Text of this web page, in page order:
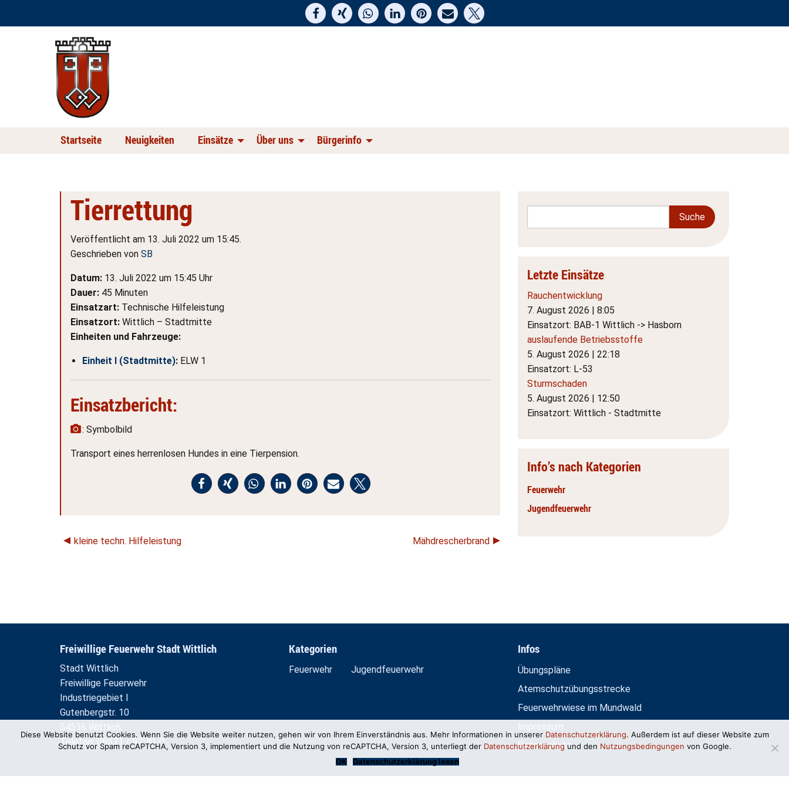
Startseite Neuigkeiten Einsätze Über uns Bürgerinfo
Tierrettung
Veröffentlicht am 13. Juli 2022 um 15:45.
Geschrieben von SB
Datum: 13. Juli 2022 um 15:45 Uhr
Dauer: 45 Minuten
Einsatzart: Technische Hilfeleistung
Einsatzort: Wittlich – Stadtmitte
Einheiten und Fahrzeuge:
Einheit I (Stadtmitte): ELW 1
Einsatzbericht:
: Symbolbild
Transport eines herrenlosen Hundes in eine Tierpension.
kleine techn. Hilfeleistung Mähdrescherbrand
Letzte Einsätze
Rauchentwicklung
7. August 2026 | 8:05
Einsatzort: BAB-1 Wittlich -> Hasborn
auslaufende Betriebsstoffe
5. August 2026 | 22:18
Einsatzort: L-53
Sturmschaden
5. August 2026 | 12:50
Einsatzort: Wittlich - Stadtmitte
Info’s nach Kategorien
Feuerwehr
Jugendfeuerwehr
Freiwillige Feuerwehr Stadt Wittlich
Stadt Wittlich
Freiwillige Feuerwehr
Industriegebiet I
Gutenbergstr. 10
Telefon: 06571 / 97 40-0
Kategorien
Feuerwehr Jugendfeuerwehr
Infos
Übungspläne
Atemschutzübungsstrecke
Feuerwehrwiese im Mundwald
Datenschutz
Diese Website benutzt Cookies. Wenn Sie die Website weiter nutzen, gehen wir von Ihrem Einverständnis aus. Mehr Informationen in unserer Datenschutzerklärung. Außerdem ist auf dieser Website zum
Schutz vor Spam reCAPTCHA, Version 3, implementiert und die Nutzung von reCAPTCHA, Version 3, unterliegt der Datenschutzerklärung und den Nutzungsbedingungen von Google.
OK
Datenschutzerklärung lesen